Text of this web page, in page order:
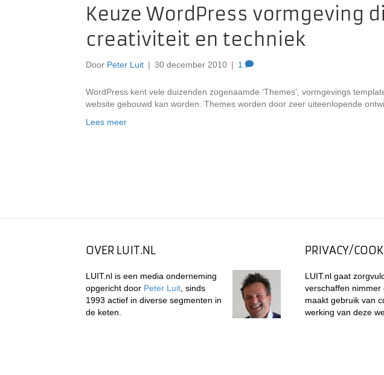
Keuze WordPress vormgeving
creativiteit en techniek
Door Peter Luit | 30 december 2010 | 1
WordPress kent vele duizenden zogenaamde ‘Themes’, vormgevings
website gebouwd kan worden. Themes worden door zeer uiteenlopende
Lees meer
OVER LUIT.NL
LUIT.nl is een media onderneming
opgericht door Peter Luit , sinds
1993 actief in diverse segmenten in
de keten.
PRIVACY/
LUIT.nl gaat
verschaffen nimmer
maakt gebruik van
werking van deze